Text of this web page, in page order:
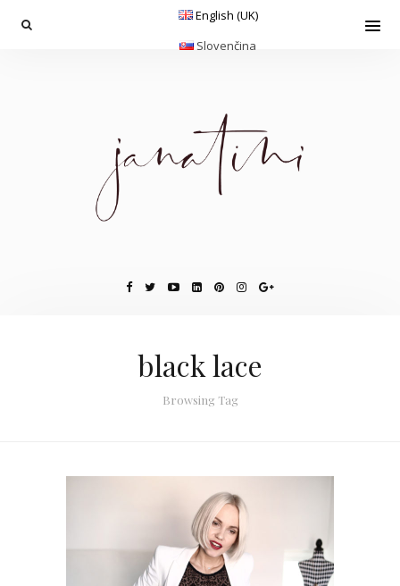
English (UK)
Slovenčina
black lace
Browsing Tag